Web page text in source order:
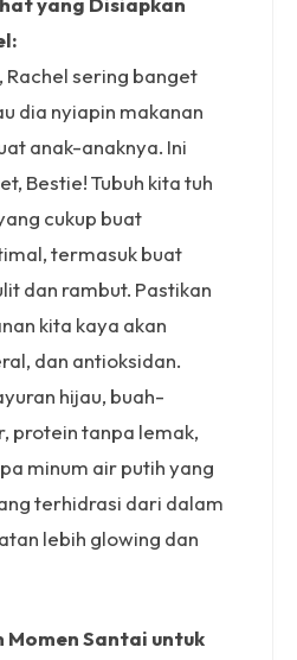
Rachel sering banget
dia nyiapin makanan
anak-anaknya. Ini
Bestie! Tubuh kita tuh
cukup buat
termasuk buat
dan rambut. Pastikan
kita kaya akan
dan antioksidan.
hijau, buah-
protein tanpa lemak,
minum air putih yang
terhidrasi dari dalam
lebih glowing dan
Santai untuk